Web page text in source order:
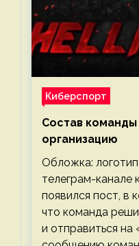
Киберспорт
Состав
организацию
Обложка:
телеграм-канале
появился пост, в
что команда
и отправиться на